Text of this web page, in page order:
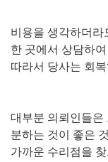
비용을 생각하더라
한 곳에서 상담하
따라서 당사는 회
대부분 의뢰인들은
분하는 것이 좋은
가까운 수리점을